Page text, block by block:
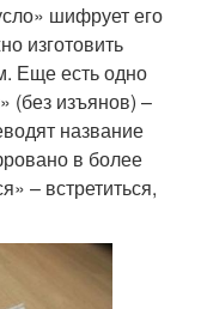
шифрует его
изготовить
Еще есть одно
(без изъянов) –
название
в более
– встретиться,